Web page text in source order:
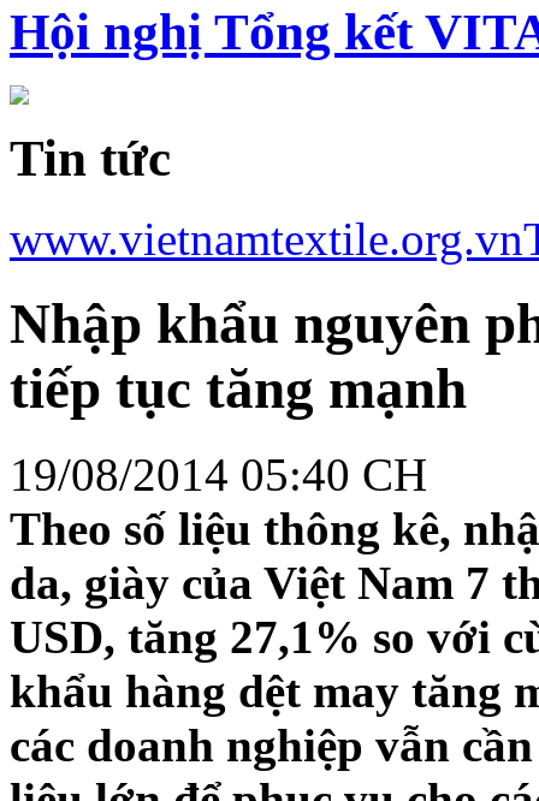
Hội nghị Tổng kết
Tin tức
www.vietnamtextile.org.vn
Nhập khẩu nguyên
tiếp tục tăng mạnh
19/08/2014 05:40 CH
Theo số liệu thông kê,
da, giày của Việt Nam 7
USD, tăng 27,1% so với
khẩu hàng dệt may tăng
các doanh nghiệp vẫn